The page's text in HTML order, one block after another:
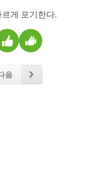
게 포기한다.
음